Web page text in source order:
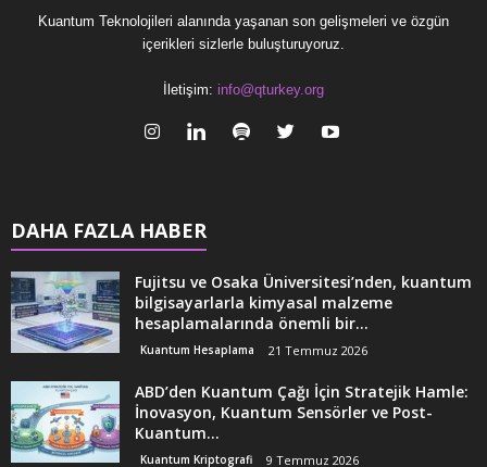
Kuantum Teknolojileri alanında yaşanan son gelişmeleri ve özgün
içerikleri sizlerle buluşturuyoruz.
İletişim: info@qturkey.org
DAHA FAZLA HABER
Fujitsu ve Osaka Üniversitesi’nden, kuantum
bilgisayarlarla kimyasal malzeme
hesaplamalarında önemli bir...
Kuantum Hesaplama 21 Temmuz 2026
ABD’den Kuantum Çağı İçin Stratejik Hamle:
İnovasyon, Kuantum Sensörler ve Post-
Kuantum...
Kuantum Kriptografi 9 Temmuz 2026